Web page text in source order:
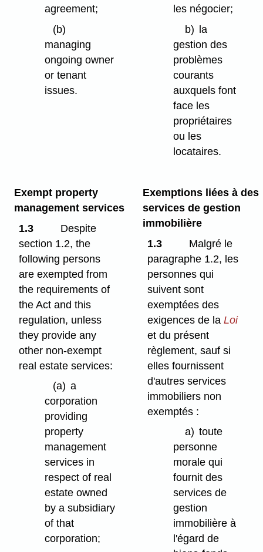
agreement;
(b)
managing
ongoing owner
or tenant
issues.
les négocier;
b) la
gestion des
problèmes
courants
auxquels font
face les
propriétaires
ou les
locataires.
Exempt property
management services
1.3
Despite
section 1.2, the
following persons
are exempted from
the requirements of
the Act and this
regulation, unless
they provide any
other non-exempt
real estate services:
(a) a
corporation
providing
property
management
services in
respect of real
estate owned
by a subsidiary
of that
corporation;
Exemptions liées à des
services de gestion
immobilière
1.3
Malgré le
paragraphe 1.2, les
personnes qui
suivent sont
exemptées des
exigences de laLoi
et du présent
règlement, sauf si
elles fournissent
d'autres services
immobiliers non
exemptés :
a) toute
personne
morale qui
fournit des
services de
gestion
immobilière à
l'égard de